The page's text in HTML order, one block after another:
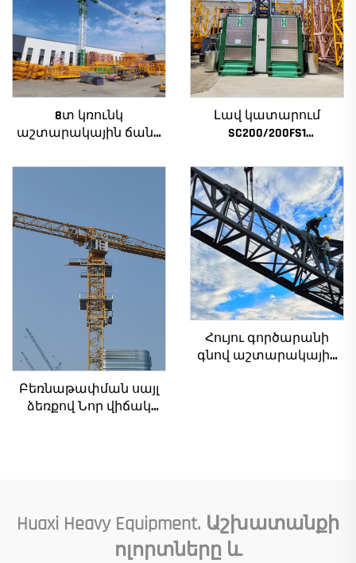
8տ կռունկ
աշտարակային ճանկ
մրցունակ գնով
Լավ կատարում
SC200/200FS1
տանիք շենքի
ճակատի և վերելակի
սանդղակի համար
Ալժիրի համար
Բեռնաթափման սայլ
ձեռքով Նոր վիճակ
մանժեթ պոմպ շարժիչ
Ներքին
բեռնվածություն
Հույու գործարանի
գնով աշտարակային
Huaxi Heavy Equipment. Աշխատանքի
ոլորտները և